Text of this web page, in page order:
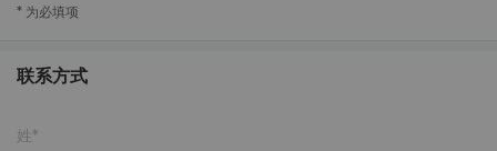
* 为必填项
联系方式